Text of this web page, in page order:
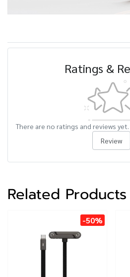
Ratings &
There are no ratings and reviews
Review
Related Products
-50%